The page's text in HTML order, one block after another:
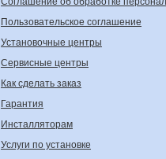
Пользовательское соглашение
Установочные центры
Сервисные центры
Как сделать заказ
Гарантия
Инсталляторам
Услуги по установке